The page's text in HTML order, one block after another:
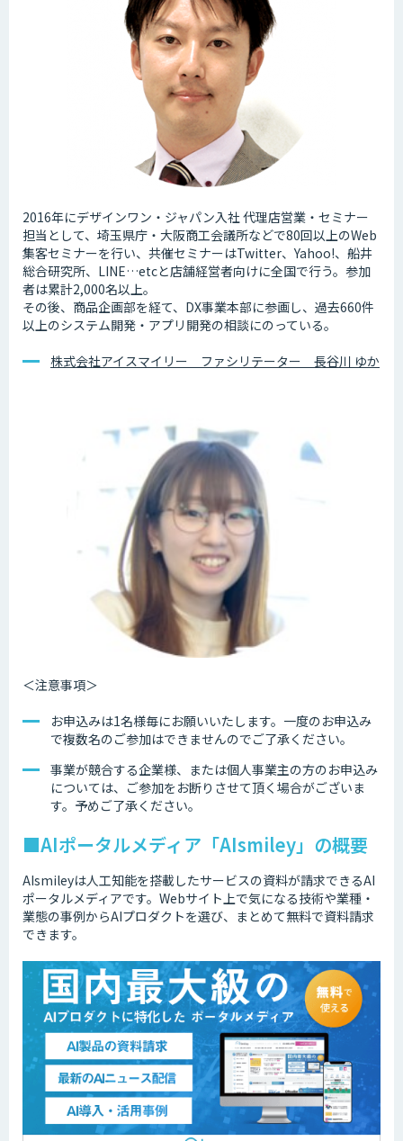
2016年にデザインワン・ジャパン入社 代理店営業・セミナー
担当として、埼玉県庁・大阪商工会議所などで80回以上のWeb
集客セミナーを行い、共催セミナーはTwitter、Yahoo!、船井
総合研究所、LINE…etcと店舗経営者向けに全国で行う。参加
者は累計2,000名以上。
その後、商品企画部を経て、DX事業本部に参画し、過去660件
以上のシステム開発・アプリ開発の相談にのっている。
株式会社アイスマイリー ファシリテーター 長谷川 ゆか
＜注意事項＞
お申込みは1名様毎にお願いいたします。一度のお申込み
で複数名のご参加はできませんのでご了承ください。
事業が競合する企業様、または個人事業主の方のお申込み
については、ご参加をお断りさせて頂く場合がございま
す。予めご了承ください。
■AIポータルメディア「AIsmiley」の概要
AIsmileyは人工知能を搭載したサービスの資料が請求できるAI
ポータルメディアです。Webサイト上で気になる技術や業種・
業態の事例からAIプロダクトを選び、まとめて無料で資料請求
できます。